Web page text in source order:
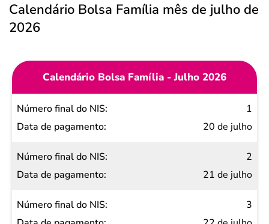
Calendário Bolsa Família mês de julho de
2026
Calendário Bolsa Família - Julho 2026
Número
final do
Data de
pagamento
1
20 de julho
2
21 de julho
3